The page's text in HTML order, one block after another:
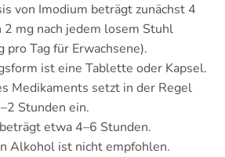
von Imodium beträgt zunächst 4
mg nach jedem losem Stuhl
pro Tag für Erwachsene).
ist eine Tablette oder Kapsel.
Medikaments setzt in der Regel
Stunden ein.
etwa 4–6 Stunden.
Alkohol ist nicht empfohlen.